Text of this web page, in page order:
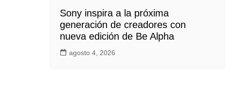
Sony inspira a la próxima
generación de creadores con
nueva edición de Be Alpha
agosto 4, 2026